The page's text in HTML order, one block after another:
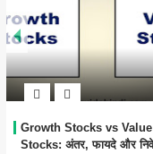
Growth Stocks vs Value
Stocks: अंतर, फायदे और निवेश